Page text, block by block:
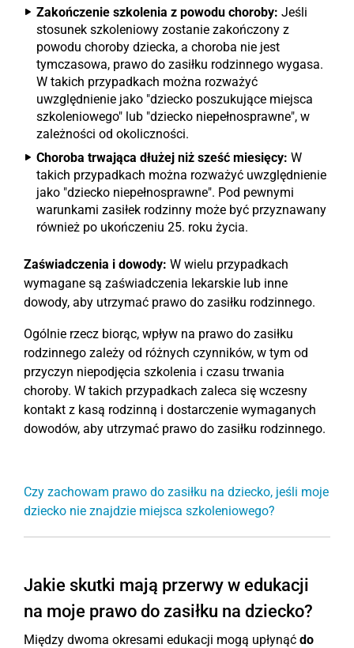
Zakończenie szkolenia z powodu choroby: Jeśli
stosunek szkoleniowy zostanie zakończony z
powodu choroby dziecka, a choroba nie jest
tymczasowa, prawo do zasiłku rodzinnego wygasa.
W takich przypadkach można rozważyć
uwzględnienie jako "dziecko poszukujące miejsca
szkoleniowego" lub "dziecko niepełnosprawne", w
zależności od okoliczności.
Choroba trwająca dłużej niż sześć miesięcy: W
takich przypadkach można rozważyć uwzględnienie
jako "dziecko niepełnosprawne". Pod pewnymi
warunkami zasiłek rodzinny może być przyznawany
również po ukończeniu 25. roku życia.
Zaświadczenia i dowody: W wielu przypadkach
wymagane są zaświadczenia lekarskie lub inne
dowody, aby utrzymać prawo do zasiłku rodzinnego.
Ogólnie rzecz biorąc, wpływ na prawo do zasiłku
rodzinnego zależy od różnych czynników, w tym od
przyczyn niepodjęcia szkolenia i czasu trwania
choroby. W takich przypadkach zaleca się wczesny
kontakt z kasą rodzinną i dostarczenie wymaganych
dowodów, aby utrzymać prawo do zasiłku rodzinnego.
Czy zachowam prawo do zasiłku na dziecko, jeśli moje
dziecko nie znajdzie miejsca szkoleniowego?
Jakie skutki mają przerwy w edukacji
na moje prawo do zasiłku na dziecko?
Między dwoma okresami edukacji mogą upłynąć do